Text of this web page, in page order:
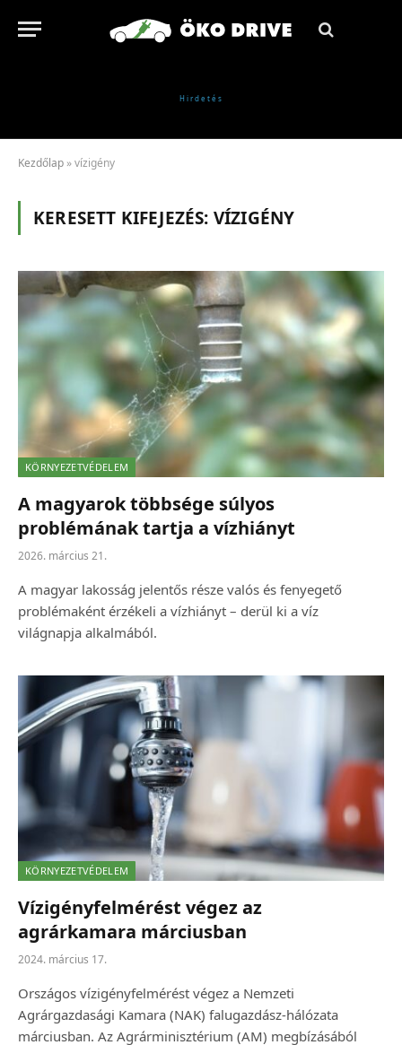
Kezdőlap »vízigény
KERESETT KIFEJEZÉS: VÍZIGÉNY
KÖRNYEZETVÉDELEM
A magyarok többsége súlyos
problémának tartja a vízhiányt
2026. március 21.
A magyar lakosság jelentős része valós és fenyegető
problémaként érzékeli a vízhiányt – derül ki a víz
világnapja alkalmából.
KÖRNYEZETVÉDELEM
Vízigényfelmérést végez az
agrárkamara márciusban
2024. március 17.
Országos vízigényfelmérést végez a Nemzeti
Agrárgazdasági Kamara (NAK) falugazdász-hálózata
márciusban. Az Agrárminisztérium (AM) megbízásából